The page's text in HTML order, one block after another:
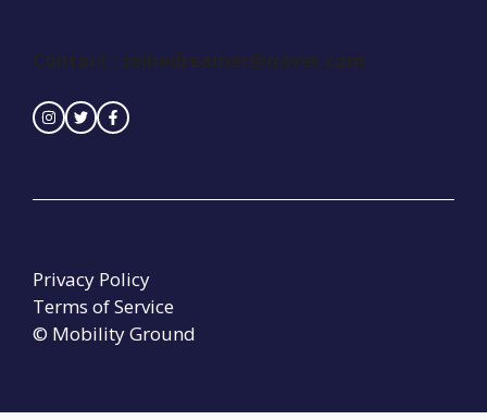
Contact : seinedreamer@naver.com
© Mobility Ground
Privacy Policy
Terms of Service